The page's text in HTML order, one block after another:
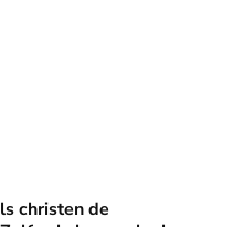
‘Zelfs als
christen de